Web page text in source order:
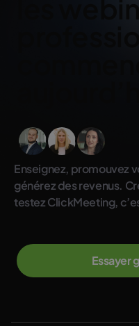
les
Enseignez, promouvez
générez des revenus.
testez ClickMeeting,
Essayer